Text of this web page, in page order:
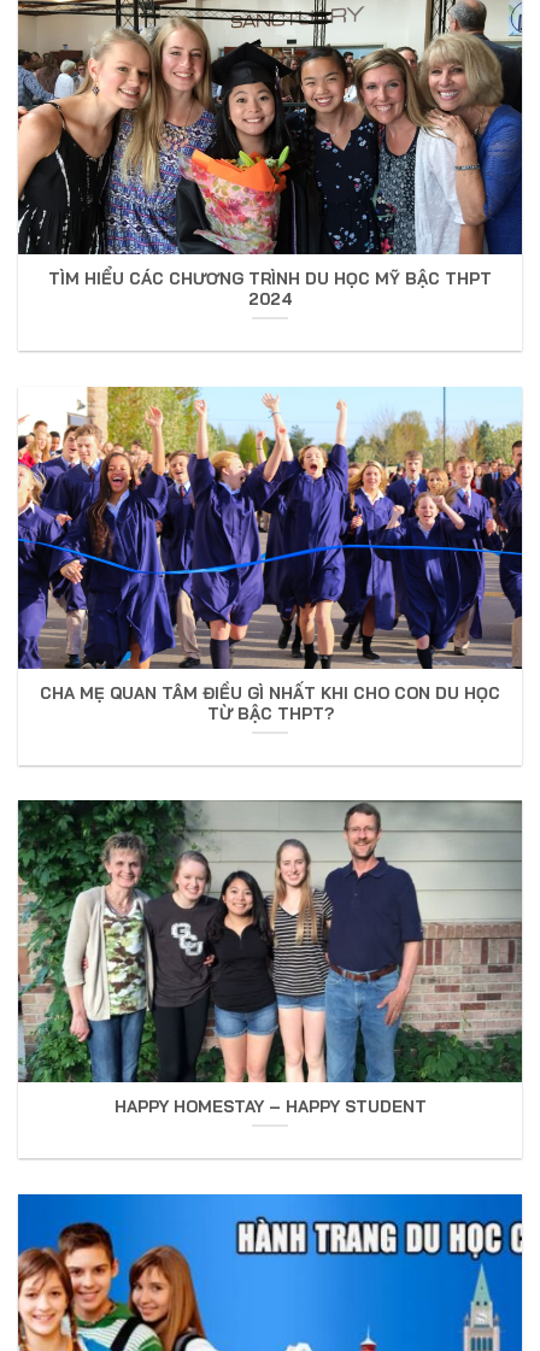
TÌM HIỂU CÁC CHƯƠNG TRÌNH DU HỌC MỸ BẬC THPT
2024
CHA MẸ QUAN TÂM ĐIỀU GÌ NHẤT KHI CHO CON DU HỌC
TỪ BẬC THPT?
HAPPY HOMESTAY – HAPPY STUDENT